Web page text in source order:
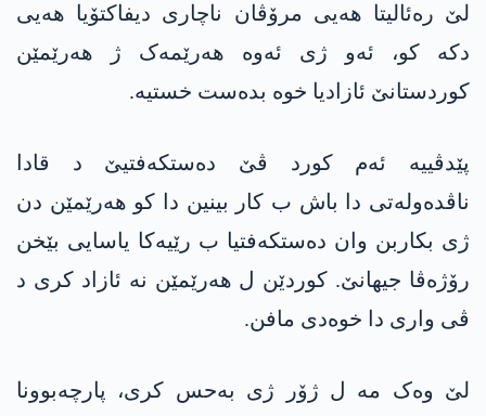
لێ رەئالیتا ھەیی مرۆڤان ناچاری دیفاکتۆیا ھەیی
دکە کو، ئەو ژی ئەوە ھەرێمەک ژ ھەرێمێن
کوردستانێ ئازادیا خوە بدەست خستیە.
پێدڤییە ئەم کورد ڤێ دەستکەفتیێ د قادا
ناڤدەولەتی دا باش ب کار بینین دا کو ھەرێمێن دن
ژی بکاربن وان دەستکەفتیا ب رێیەکا یاسایی بێخن
رۆژەڤا جیھانێ. کوردێن ل ھەرێمێن نە ئازاد کری د
ڤی واری دا خوەدی مافن.
لێ وەک مە ل ژۆر ژی بەحس کری، پارچەبوونا